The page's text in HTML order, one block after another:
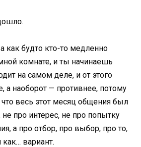
как будто кто-то медленно
комнате, и ты начинаешь
на самом деле, и от этого
а наоборот — противнее, потому
весь этот месяц общения был
про интерес, не про попытку
а про отбор, про выбор, про то,
как… вариант.